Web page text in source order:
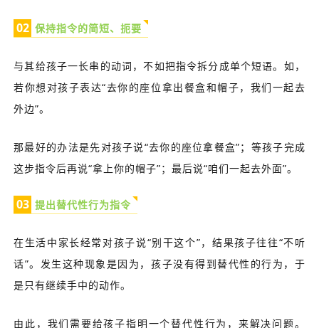
02 保持指令的简短、扼要
与其给孩子一长串的动词，不如把指令拆分成单个短语。如，
若你想对孩子表达“去你的座位拿出餐盒和帽子，我们一起去
外边”。
那最好的办法是先对孩子说“去你的座位拿餐盒”；等孩子完成
这步指令后再说“拿上你的帽子”；最后说“咱们一起去外面”。
03 提出替代性行为指令
在生活中家长经常对孩子说“别干这个”，结果孩子往往“不听
话”。发生这种现象是因为，孩子没有得到替代性的行为，于
是只有继续手中的动作。
由此，我们需要给孩子指明一个替代性行为，来解决问题。